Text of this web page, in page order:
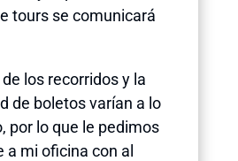
tours se comunicará
los recorridos y la
de boletos varían a lo
por lo que le pedimos
a mi oficina con al